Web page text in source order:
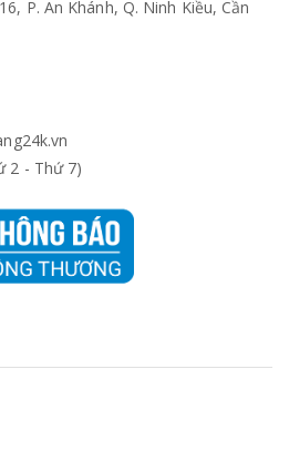
P. An Khánh, Q. Ninh Kiều, Cần
2 - Thứ 7)